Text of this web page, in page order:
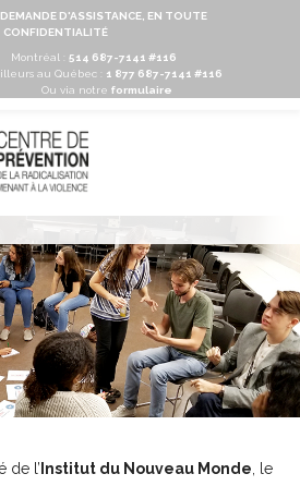
DEMANDE D'ASSISTANCE, EN TOUTE
CONFIDENTIALITÉ
Montréal : 514 687-7141 #116
au Québec :
1 877 687-7141 #116
Ou via notre formulaire
de l’ Institut du Nouveau Monde , le